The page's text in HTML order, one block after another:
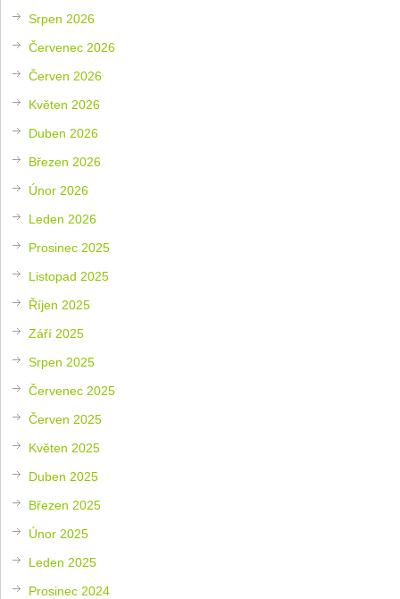
Srpen 2026
Červenec 2026
Červen 2026
Květen 2026
Duben 2026
Březen 2026
Únor 2026
Leden 2026
Prosinec 2025
Listopad 2025
Říjen 2025
Září 2025
Srpen 2025
Červenec 2025
Červen 2025
Květen 2025
Duben 2025
Březen 2025
Únor 2025
Leden 2025
Prosinec 2024